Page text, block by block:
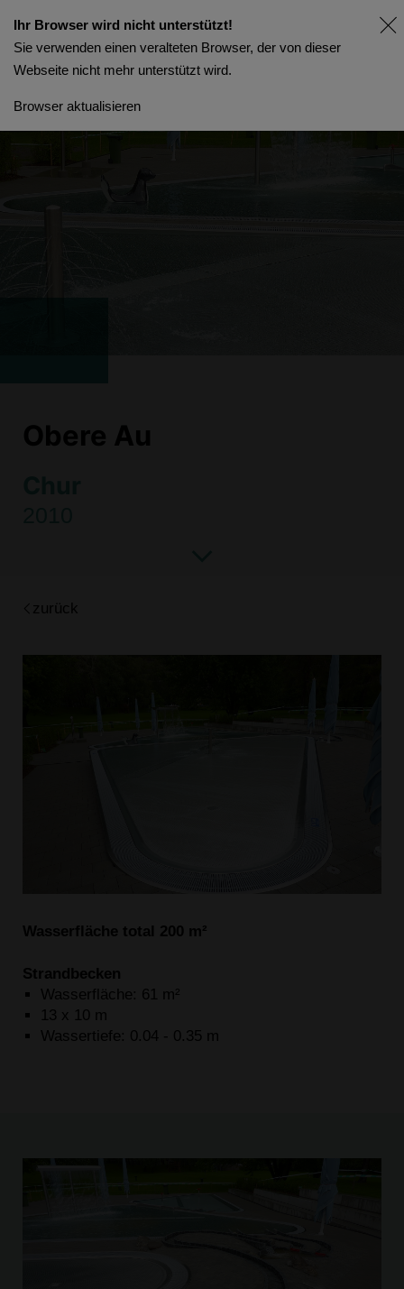
Obere Au
zurück
Wasserfläche total 200 m²
Strandbecken
Wasserfläche: 61 m²
13 x 10 m
Wassertiefe: 0.04 - 0.35 m
Ihr Browser wird nicht unterstützt!
Sie verwenden einen veralteten Browser, der von dieser
Webseite nicht mehr unterstützt wird.
Browser aktualisieren